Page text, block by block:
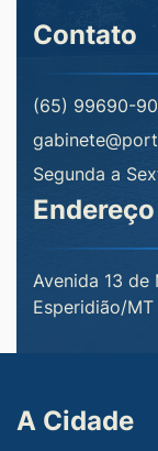
Contato
(65) 99690-
Segunda a
Endereço
Avenida 13 de
Esperidião/MT
A Cidade